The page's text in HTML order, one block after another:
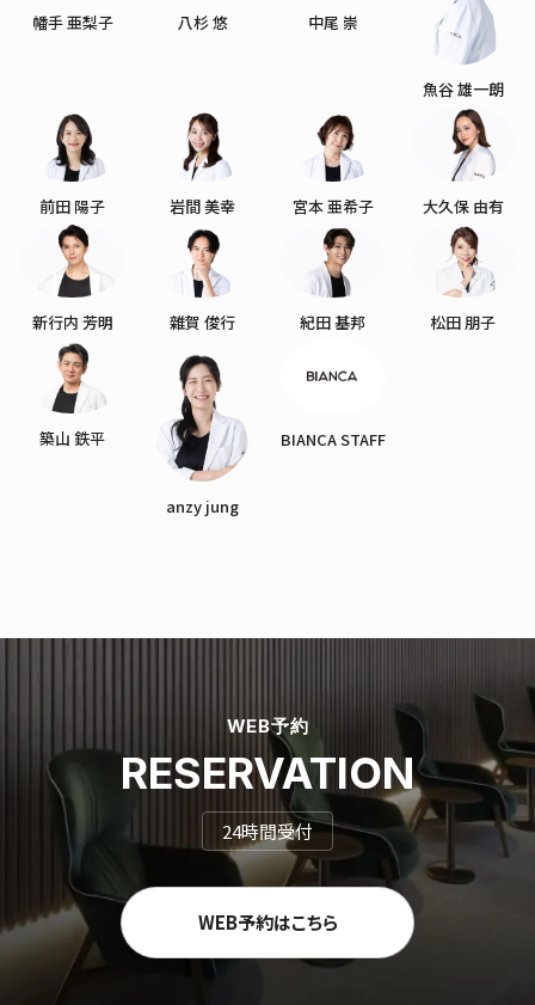
幡手 亜梨子 八杉 悠 中尾 崇
魚谷 雄一朗
前田 陽子 岩間 美幸 宮本 亜希子 大久保 由有
新行内 芳明 雜賀 俊行 紀田 基邦 松田 朋子
築山 鉄平
anzy jung
BIANCA STAFF
WEB予約
RESERVATION
24時間受付
WEB予約はこちら